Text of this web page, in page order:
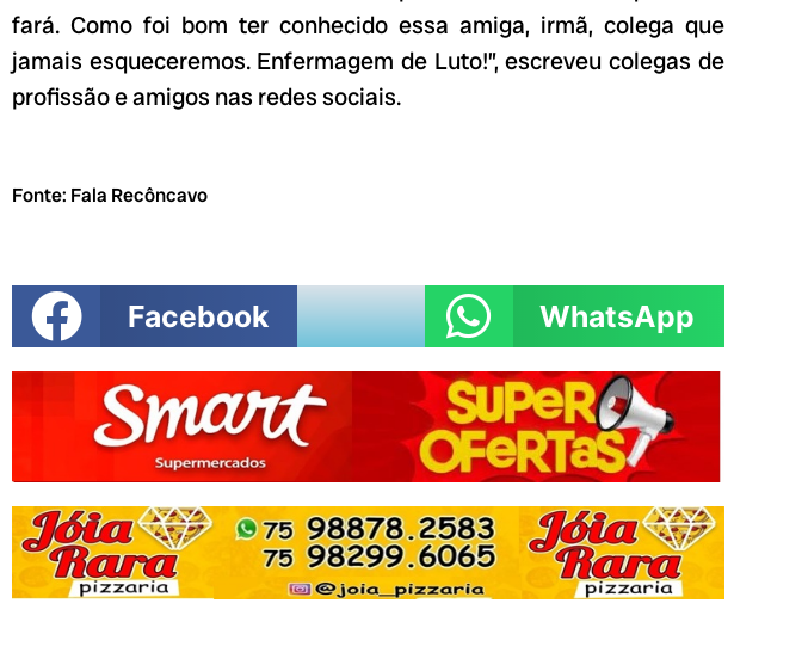
fará. Como foi bom ter conhecido essa amiga, irmã, colega que
jamais esqueceremos. Enfermagem de Luto!”, escreveu colegas de
profissão e amigos nas redes sociais.
Fonte: Fala Recôncavo
Facebook WhatsApp